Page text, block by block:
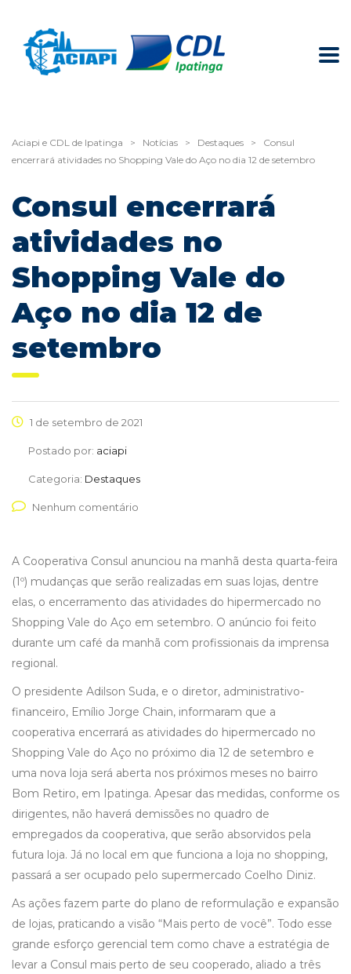
Aciapi e CDL de Ipatinga > Notícias > Destaques >
Consul
encerrará atividades no Shopping Vale do Aço no dia 12 de setembro
Consul encerrará
atividades no
Shopping Vale do
Aço no dia 12 de
setembro
1 de setembro de 2021
Postado por: aciapi
Categoria: Destaques
Nenhum comentário
A Cooperativa Consul anunciou na manhã desta quarta-feira
(1º) mudanças que serão realizadas em suas lojas, dentre
elas, o encerramento das atividades do hipermercado no
Shopping Vale do Aço em setembro. O anúncio foi feito
durante um café da manhã com profissionais da imprensa
regional.
O presidente Adilson Suda, e o diretor, administrativo-
financeiro, Emílio Jorge Chain, informaram que a
cooperativa encerrará as atividades do hipermercado no
Shopping Vale do Aço no próximo dia 12 de setembro e
uma nova loja será aberta nos próximos meses no bairro
Bom Retiro, em Ipatinga. Apesar das medidas, conforme os
dirigentes, não haverá demissões no quadro de
empregados da cooperativa, que serão absorvidos pela
futura loja. Já no local em que funciona a loja no shopping,
passará a ser ocupado pelo supermercado Coelho Diniz.
As ações fazem parte do plano de reformulação e expansão
de lojas, praticando a visão “Mais perto de você”. Todo esse
grande esforço gerencial tem como chave a estratégia de
levar a Consul mais perto de seu cooperado, aliado a três